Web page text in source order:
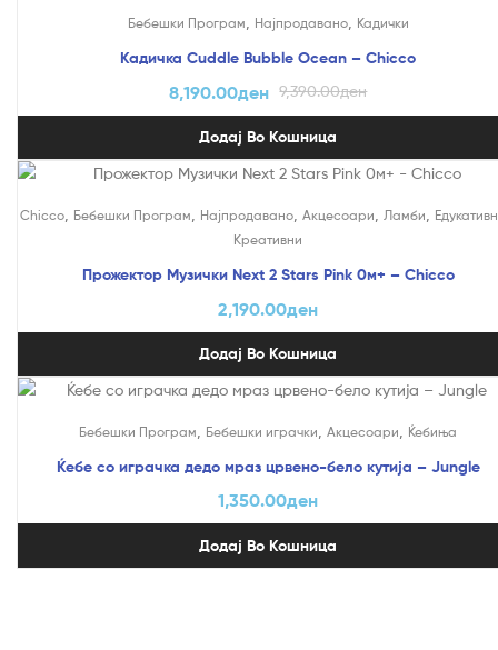
Бебешки Програм Најпродавано, Кадички
Кадичка Cuddle Bubble Ocean – Chicco
9,390.00ден
8,190.00ден
Додај Во Кошница
Chicco, Бебешки Програм Најпродавано, Акцесоари Ламби
Креативни
Прожектор Музички Next 2 Stars Pink 0м+ – Chicco
2,190.00ден
Додај Во Кошница
Бебешки Програм Бебешки играчки Акцесоари Ќебиња
Ќебе со играчка дедо мраз црвено-бело кутија – Jungle
1,350.00ден
Додај Во Кошница